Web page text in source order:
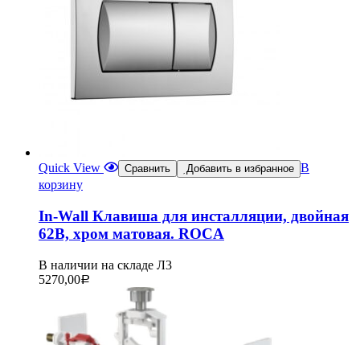
Quick View Сравнить Добавить в избранное В
корзину
In-Wall Клавиша для инсталляции, двойная
62B, хром матовая. ROCA
В наличии на складе Л3
5270,00Р